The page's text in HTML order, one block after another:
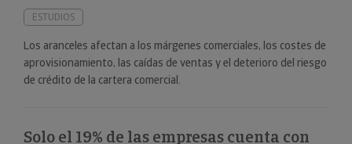
ESTUDIOS
Los aranceles afectan a los márgenes comerciales, los costes de
aprovisionamiento, las caídas de ventas y el deterioro del riesgo
de crédito de la cartera comercial.
Solo el 19% de las empresas cuenta con